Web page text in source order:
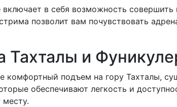
включает в себя возможность
позволит вам почувствовать
Тахталы и
комфортный подъем на гору Тахталы,
обеспечивают легкость и